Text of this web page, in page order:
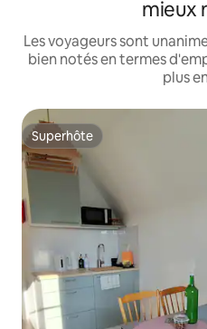
mieux
Les voyageurs sont
bien notés en termes
plus
Superhôte
Superhôte